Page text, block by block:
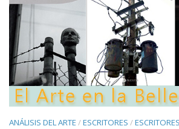
ANÁLISIS DEL ARTE /ESCRITORES /